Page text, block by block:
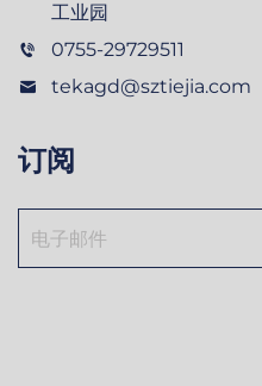
工业园
0755-29729511
tekagd@sztiejia.com
订阅